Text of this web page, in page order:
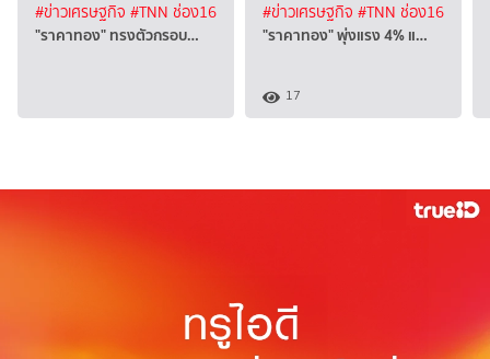
#ข่าวเศรษฐกิจ #TNN ช่อง16
"ราคาทอง" ทรงตัวกรอบ…
#ข่าวเศรษฐกิจ #TNN ช่อง16
"ราคาทอง" พุ่งแรง 4% แ…
17